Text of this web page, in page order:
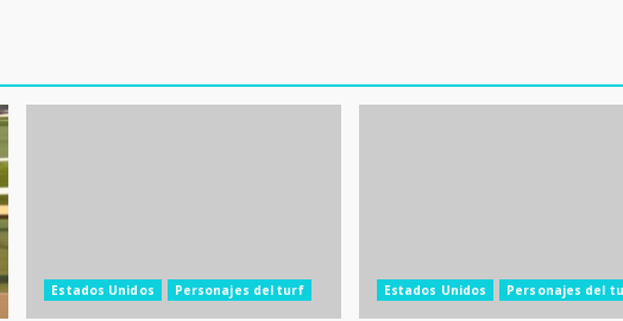
Estados Unidos Personajes del turf Estados Unidos Personajes del